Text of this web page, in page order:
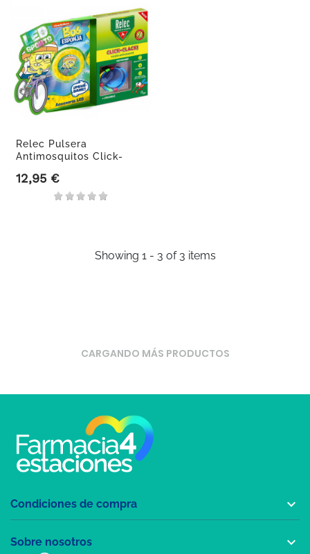
Relec Pulsera
Antimosquitos Click-
Precio
12,95 €
Showing 1 - 3 of 3 items
CARGANDO MÁS PRODUCTOS
Condiciones de compra 
Sobre nosotros 